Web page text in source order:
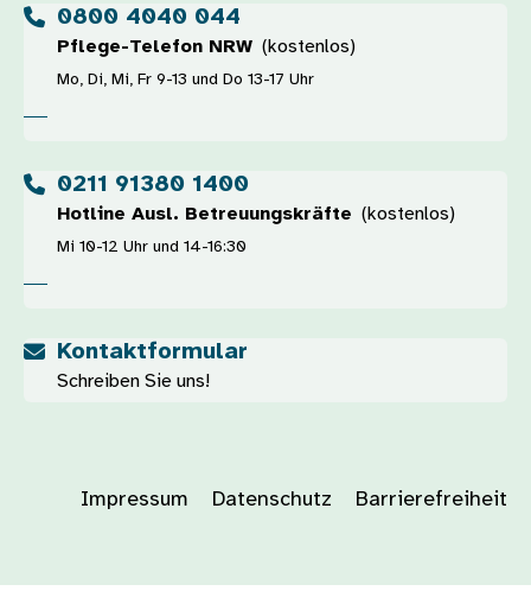
0800 4040 044
Pflege-Telefon NRW (kostenlos)
Mo, Di, Mi, Fr 9-13 und Do 13-17 Uhr
0211 91380 1400
Hotline Ausl. Betreuungskräfte (kostenlos)
Mi 10-12 Uhr und 14-16:30
Kontaktformular
Schreiben Sie uns!
Impressum Datenschutz Barrierefreiheit